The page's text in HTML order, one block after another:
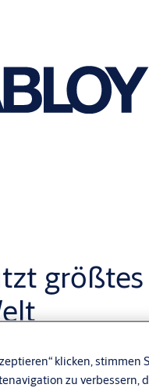
größtes
klicken, stimmen
zu